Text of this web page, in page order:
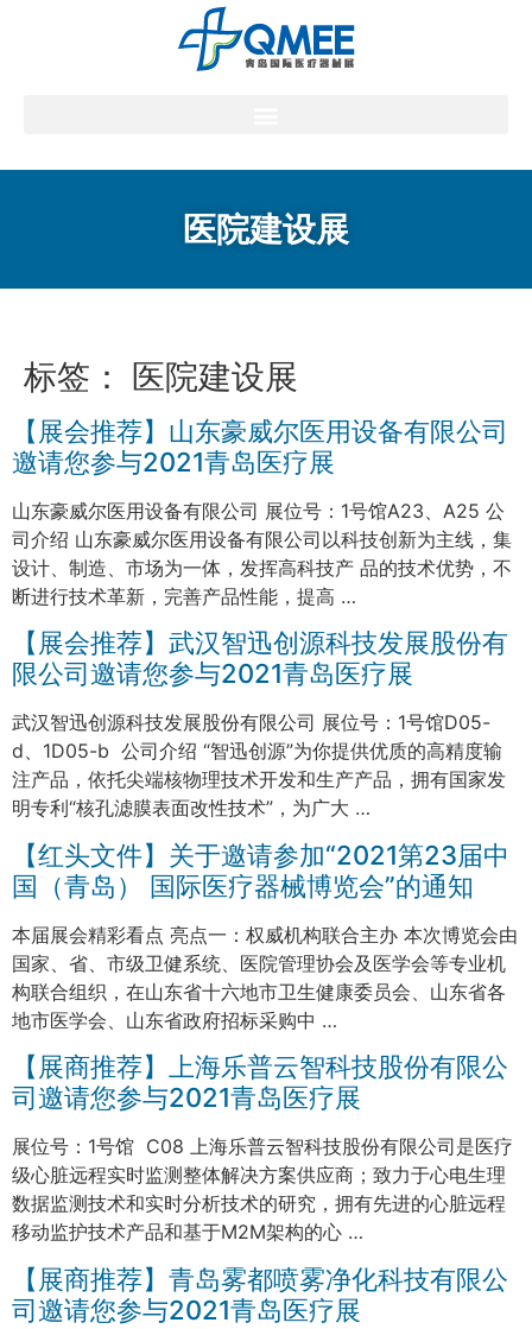
医院建设展
标签： 医院建设展
【展会推荐】山东豪威尔医用设备有限公司
邀请您参与2021青岛医疗展
山东豪威尔医用设备有限公司 展位号：1号馆A23、A25 公
司介绍 山东豪威尔医用设备有限公司以科技创新为主线，集
设计、制造、市场为一体，发挥高科技产 品的技术优势，不
断进行技术革新，完善产品性能，提高 …
【展会推荐】武汉智迅创源科技发展股份有
限公司邀请您参与2021青岛医疗展
武汉智迅创源科技发展股份有限公司 展位号：1号馆D05-
d、1D05-b 公司介绍 “智迅创源”为你提供优质的高精度输
注产品，依托尖端核物理技术开发和生产产品，拥有国家发
明专利“核孔滤膜表面改性技术”，为广大 …
【红头文件】关于邀请参加“2021第23届中
国（青岛） 国际医疗器械博览会”的通知
本届展会精彩看点 亮点一：权威机构联合主办 本次博览会由
国家、省、市级卫健系统、医院管理协会及医学会等专业机
构联合组织，在山东省十六地市卫生健康委员会、山东省各
地市医学会、山东省政府招标采购中 …
【展商推荐】上海乐普云智科技股份有限公
司邀请您参与2021青岛医疗展
展位号：1号馆 C08 上海乐普云智科技股份有限公司是医疗
级心脏远程实时监测整体解决方案供应商；致力于心电生理
数据监测技术和实时分析技术的研究，拥有先进的心脏远程
移动监护技术产品和基于M2M架构的心 …
【展商推荐】青岛雾都喷雾净化科技有限公
司邀请您参与2021青岛医疗展